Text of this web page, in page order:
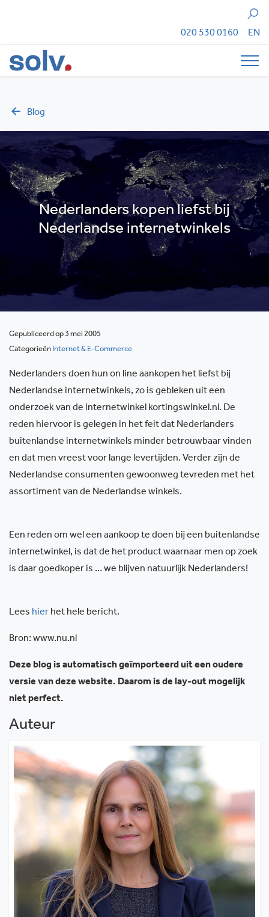
Zoeken
020 530 0160 EN
Blog
Nederlanders kopen liefst bij
Nederlandse internetwinkels
Gepubliceerd op 3 mei 2005
Categorieën Internet & E-Commerce
Nederlanders doen hun on line aankopen het liefst bij
Nederlandse internetwinkels, zo is gebleken uit een
onderzoek van de internetwinkel kortingswinkel.nl. De
reden hiervoor is gelegen in het feit dat Nederlanders
buitenlandse internetwinkels minder betrouwbaar vinden
en dat men vreest voor lange levertijden. Verder zijn de
Nederlandse consumenten gewoonweg tevreden met het
assortiment van de Nederlandse winkels.
Een reden om wel een aankoop te doen bij een buitenlandse
internetwinkel, is dat de het product waarnaar men op zoek
is daar goedkoper is … we blijven natuurlijk Nederlanders!
Lees hier het hele bericht.
Bron: www.nu.nl
Deze blog is automatisch geïmporteerd uit een oudere
versie van deze website. Daarom is de lay-out mogelijk
niet perfect.
Auteur